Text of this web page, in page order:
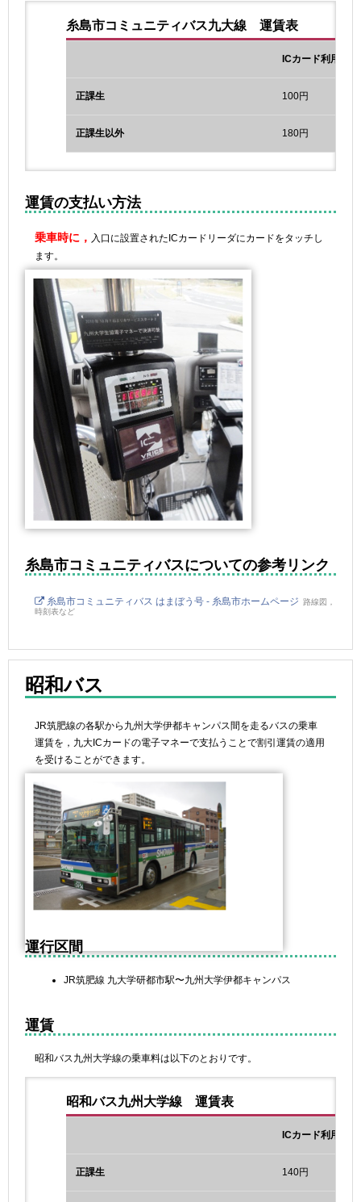
糸島市コミュニティバス九大線 運賃表
ICカード利用時
正課生 100円
正課生以外 180円
運賃の支払い方法
乗車時に， 入口に設置されたICカードリーダにカードをタッチし
ます。
糸島市コミュニティバスについての参考リンク
糸島市コミュニティバス はまぼう号 - 糸島市ホームページ 路線図，
時刻表など
昭和バス
JR筑肥線の各駅から九州大学伊都キャンパス間を走るバスの乗車
運賃を，九大ICカードの電子マネーで支払うことで割引運賃の適用
を受けることができます。
運行区間
JR筑肥線 九大学研都市駅〜九州大学伊都キャンパス
運賃
昭和バス九州大学線の乗車料は以下のとおりです。
昭和バス九州大学線 運賃表
ICカード利用時
正課生 140円